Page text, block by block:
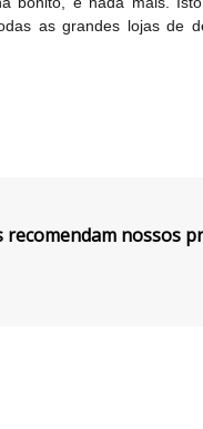
as grandes lojas de
recomendam nossos